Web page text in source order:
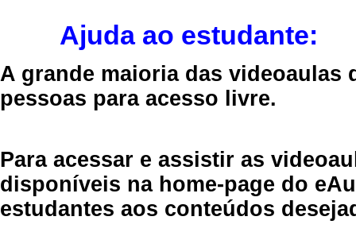
Ajuda ao estudante:
A grande maioria das videoaulas
pessoas para acesso livre.
Para acessar e assistir as
disponíveis na home-page do
estudantes aos conteúdos